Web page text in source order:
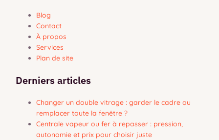
Blog
Contact
À propos
Services
Plan de site
Derniers articles
Changer un double vitrage : garder le cadre ou
remplacer toute la fenêtre ?
Centrale vapeur ou fer à repasser : pression,
autonomie et prix pour choisir juste